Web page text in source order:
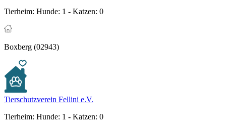
Tierheim: Hunde: 1 - Katzen: 0
Boxberg (02943)
Tierschutzverein Fellini e.V.
Tierheim: Hunde: 1 - Katzen: 0